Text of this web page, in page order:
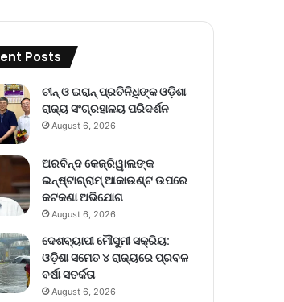
Posts
ଚୀନ୍ ଓ ଇରାନ୍ ପ୍ରତିନିଧିଙ୍କ ଓଡ଼ିଶା
ରାଜ୍ୟ ସଂଗ୍ରହାଳୟ ପରିଦର୍ଶନ
August 6, 2026
ଅରବିନ୍ଦ କେଜ୍ରିୱାଲଙ୍କ
ଇନ୍‌ଷ୍ଟାଗ୍ରାମ୍ ଆକାଉଣ୍ଟ ଉପରେ
କଟକଣା ଅଭିଯୋଗ
August 6, 2026
ଦେଶବ୍ୟାପୀ ମୌସୁମୀ ସକ୍ରିୟ:
ଓଡ଼ିଶା ସମେତ ୪ ରାଜ୍ୟରେ ପ୍ରବଳ
ବର୍ଷା ସତର୍କତା
August 6, 2026